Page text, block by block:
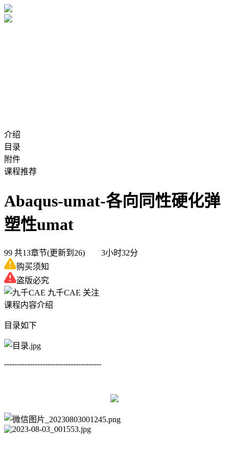
介绍
目录
附件
课程推荐
Abaqus-umat-各向同性硬化弹
塑性umat
99 共13章节(更新到26) 3小时32分
购买须知
盗版必究
九千CAE 关注
课程内容介绍
目录如下
--------------------------------------